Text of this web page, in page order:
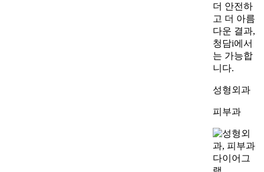
더 안전하
고 더 아름
다운 결과,
청담i에서
는 가능합
니다.
성형외과
피부과